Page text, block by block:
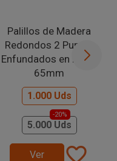
Palillos de Madera
Redondos 2 Puntas
Enfundados en Papel
65mm
1.000 Uds
5.000 Uds
-20%
Ver favorite_border